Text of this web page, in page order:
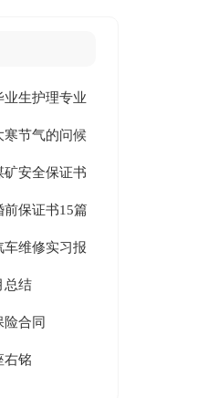
业生护理专业
精选15篇
寒节气的问候
矿安全保证书
)
前保证书15篇
车维修实习报
15篇)
总结
险合同
右铭